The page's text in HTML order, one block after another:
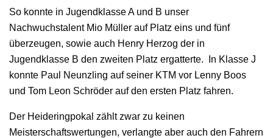
So konnte in Jugendklasse A und B unser
Nachwuchstalent Mio Müller auf Platz eins und fünf
überzeugen, sowie auch Henry Herzog der in
Jugendklasse B den zweiten Platz ergatterte. In Klasse J
konnte Paul Neunzling auf seiner KTM vor Lenny Boos
und Tom Leon Schröder auf den ersten Platz fahren.
Der Heideringpokal zählt zwar zu keinen
Meisterschaftswertungen, verlangte aber auch den Fahrern